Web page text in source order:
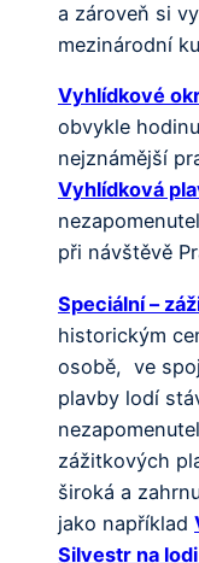
a zároveň si
mezinárodní
Vyhlídkové
obvykle
nejznámější
Vyhlídková
při návštěvě
Speciální –
historickým
osobě, ve
plavby lodí
zážitkových
široká a
jako například
Silvestr na